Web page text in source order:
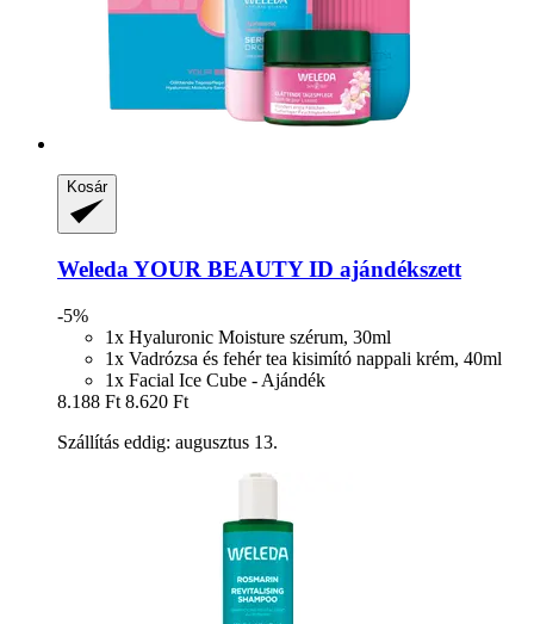
Kosár
Weleda YOUR BEAUTY ID ajándékszett
-5%
1x Hyaluronic Moisture szérum, 30ml
1x Vadrózsa és fehér tea kisimító nappali krém, 40ml
1x Facial Ice Cube - Ajándék
8.188 Ft 8.620 Ft
Szállítás eddig: augusztus 13.